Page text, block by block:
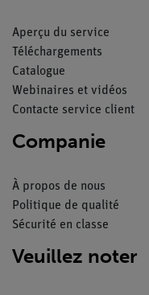
Aperçu du service
Téléchargements
Catalogue
Webinaires et vidéos
Contacte service client
Companie
À propos de nous
Politique de qualité
Sécurité en classe
Veuillez noter